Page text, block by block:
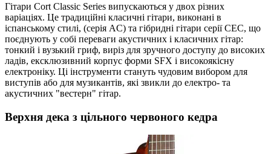
Гітари Cort Classic Series випускаються у двох різних
варіаціях. Це традиційні класичні гітари, виконані в
іспанському стилі, (серія AC) та гібридні гітари серії CEC, що
поєднують у собі переваги акустичних і класичних гітар:
тонкий і вузький гриф, виріз для зручного доступу до високих
ладів, ексклюзивний корпус форми SFX і високоякісну
електроніку. Ці інструменти стануть чудовим вибором для
виступів або для музикантів, які звикли до електро- та
акустичних "вестерн" гітар.
Верхня дека з цільного червоного кедра